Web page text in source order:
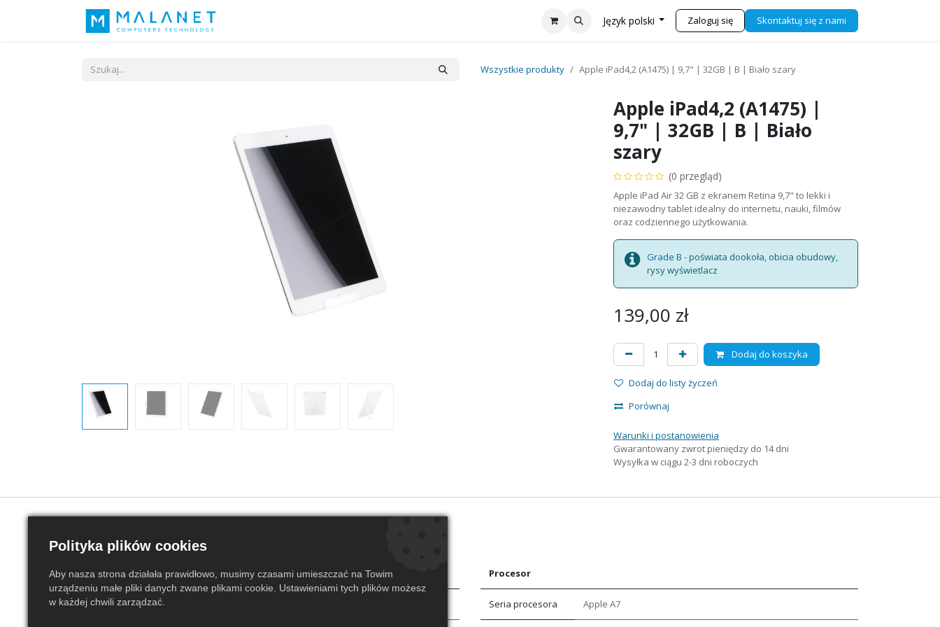
Aktualności Skontaktuj się z nami Sklep
Język polski Zaloguj się Skontaktuj się z nami
Wszystkie produkty Apple iPad4,2 (A1475) | 9,7" | 32GB | B | Biało szary
Apple iPad4,2 (A1475) |
9,7" | 32GB | B | Biało
szary
(0 przegląd)
Apple iPad Air 32 GB z ekranem Retina 9,7" to lekki i
niezawodny tablet idealny do internetu, nauki, filmów
oraz codziennego użytkowania.
Grade B - poświata dookoła, obicia obudowy,
rysy wyświetlacz
139,00 zł
Dodaj do koszyka
Dodaj do listy życzeń
Porównaj
Warunki i postanowienia
Gwarantowany zwrot pieniędzy do 14 dni
Wysyłka w ciągu 2-3 dni roboczych
Ogólne
Stan
Procesor
Seria procesora Apple A7
Polityka plików cookies
Aby nasza strona działała prawidłowo, musimy czasami umieszczać na Towim
urządzeniu małe pliki danych zwane plikami cookie. Ustawieniami tych plików możesz
w każdej chwili zarządzać.